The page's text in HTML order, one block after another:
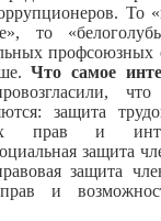
То
то
профсоюзных
Что самое
защита
прав и
защита
защита
прав и